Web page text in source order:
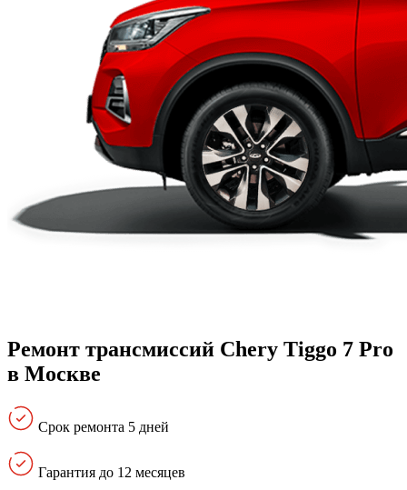
Ремонт трансмиссий Chery Tiggo 7 Pro
в Москве
Срок ремонта 5 дней
Гарантия до 12 месяцев